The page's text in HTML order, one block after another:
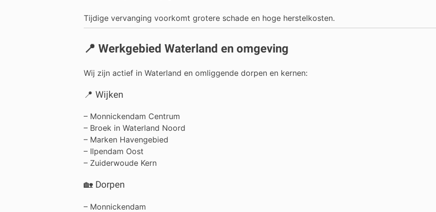
Tijdige vervanging voorkomt grotere schade en hoge herstelkosten.
📍 Werkgebied Waterland en omgeving
Wij zijn actief in Waterland en omliggende dorpen en kernen:
📍 Wijken
– Monnickendam Centrum
– Broek in Waterland Noord
– Marken Havengebied
– Ilpendam Oost
– Zuiderwoude Kern
🏡 Dorpen
– Monnickendam